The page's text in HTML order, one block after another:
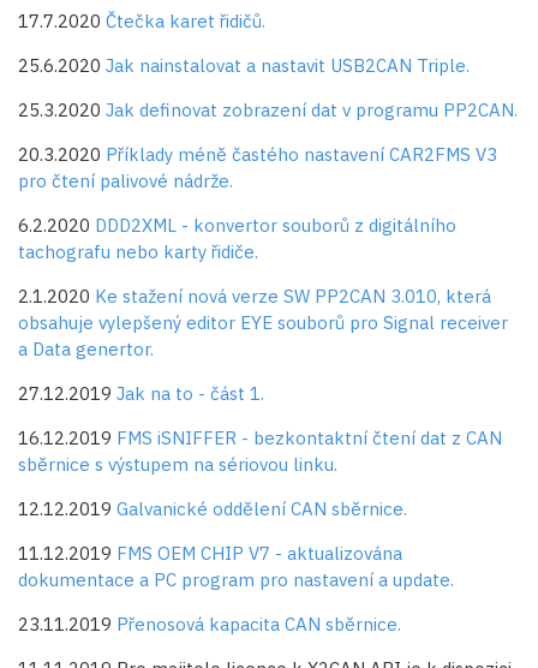
17.7.2020 Čtečka karet řidičů.
25.6.2020 Jak nainstalovat a nastavit USB2CAN Triple.
25.3.2020 Jak definovat zobrazení dat v programu PP2CAN.
20.3.2020 Příklady méně častého nastavení CAR2FMS V3
pro čtení palivové nádrže.
6.2.2020 DDD2XML - konvertor souborů z digitálního
tachografu nebo karty řidiče.
2.1.2020 Ke stažení nová verze SW PP2CAN 3.010, která
obsahuje vylepšený editor EYE souborů pro Signal receiver
a Data genertor.
27.12.2019 Jak na to - část 1.
16.12.2019 FMS iSNIFFER - bezkontaktní čtení dat z CAN
sběrnice s výstupem na sériovou linku.
12.12.2019 Galvanické oddělení CAN sběrnice.
11.12.2019 FMS OEM CHIP V7 - aktualizována
dokumentace a PC program pro nastavení a update.
23.11.2019 Přenosová kapacita CAN sběrnice.